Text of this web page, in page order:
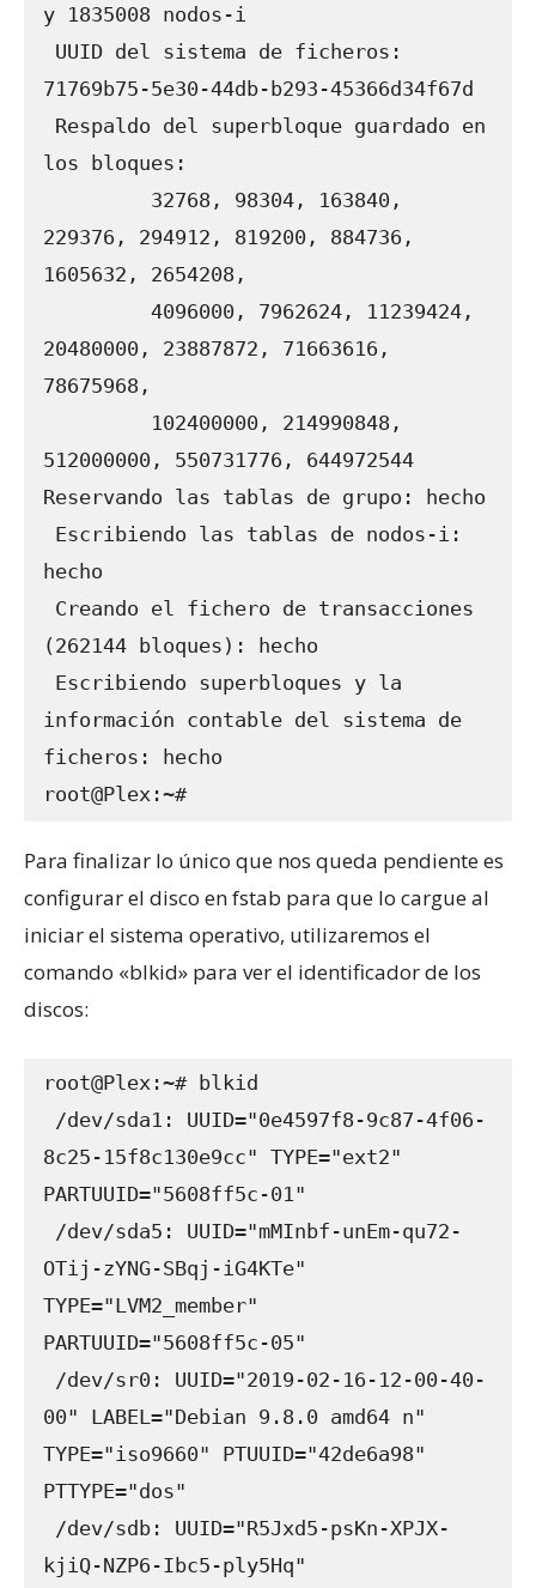
y 1835008 nodos-i
71769b75-5e30-44db-b293-45366d34f67d
los bloques:
229376, 294912, 819200, 884736,
1605632, 2654208,
20480000, 23887872, 71663616,
78675968,
512000000, 550731776, 644972544
Reservando las tablas de grupo: hecho
hecho
(262144 bloques): hecho
información contable del sistema de
ficheros: hecho
root@Plex:~#
Para finalizar lo único que nos queda pendiente es
configurar el disco en fstab para que lo cargue al
iniciar el sistema operativo, utilizaremos el
comando «blkid» para ver el identificador de los
discos:
root@Plex:~# blkid
8c25-15f8c130e9cc" TYPE="ext2"
PARTUUID="5608ff5c-01"
OTij-zYNG-SBqj-iG4KTe"
TYPE="LVM2_member"
PARTUUID="5608ff5c-05"
00" LABEL="Debian 9.8.0 amd64 n"
TYPE="iso9660" PTUUID="42de6a98"
PTTYPE="dos"
kjiQ-NZP6-Ibc5-ply5Hq"